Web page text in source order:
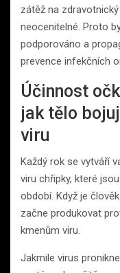
zátěž na
neocenitelné. Proto
podporováno a
prevence infekčních
Účinnost
jak tělo
viru
Každý rok se vytváří
viru chřipky, které
období. Když je
začne produkovat
kmenům viru.
Jakmile virus